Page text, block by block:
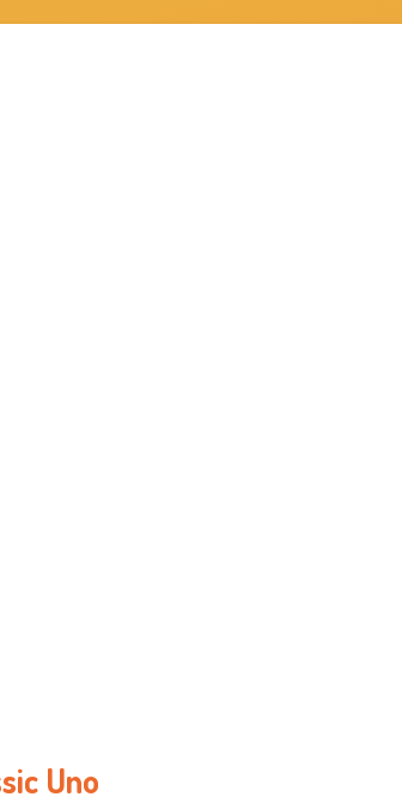
Uno